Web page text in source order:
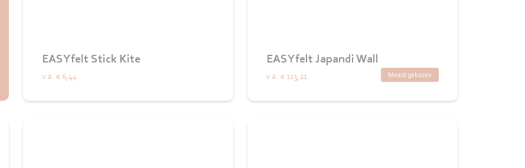
EASYfelt Stick Kite
v.a. € 6,44
EASYfelt Japandi Wall
Meest gekozen
v.a. € 113,21